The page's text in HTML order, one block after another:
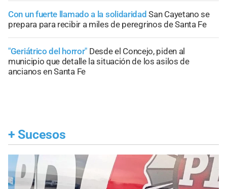
Con un fuerte llamado a la solidaridad San Cayetano se
prepara para recibir a miles de peregrinos de Santa Fe
"Geriátrico del horror" Desde el Concejo, piden al
municipio que detalle la situación de los asilos de
ancianos en Santa Fe
+ Sucesos